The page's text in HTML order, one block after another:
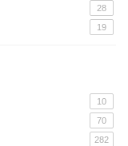
28
19
10
70
282